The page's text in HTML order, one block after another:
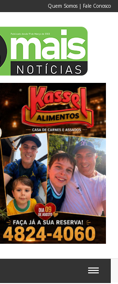
Quem Somos | Fale Conosco